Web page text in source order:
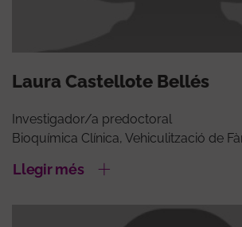
Laura Castellote Bellés
Investigador/a predoctoral
Bioquímica Clínica, Vehiculització de
Llegir més